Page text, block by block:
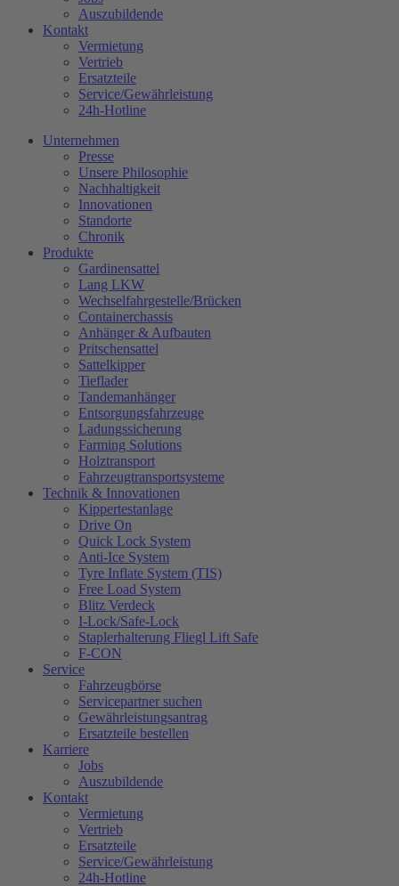
Auszubildende
Kontakt
Vermietung
Vertrieb
Ersatzteile
Service/Gewährleistung
24h-Hotline
Unternehmen
Presse
Unsere Philosophie
Nachhaltigkeit
Innovationen
Standorte
Chronik
Produkte
Gardinensattel
Lang LKW
Wechselfahrgestelle/Brücken
Containerchassis
Anhänger & Aufbauten
Pritschensattel
Sattelkipper
Tieflader
Tandemanhänger
Entsorgungsfahrzeuge
Ladungssicherung
Farming Solutions
Holztransport
Fahrzeugtransportsysteme
Technik & Innovationen
Kippertestanlage
Drive On
Quick Lock System
Anti-Ice System
Tyre Inflate System (TIS)
Free Load System
Blitz Verdeck
I-Lock/Safe-Lock
Staplerhalterung Fliegl Lift Safe
F-CON
Service
Fahrzeugbörse
Servicepartner suchen
Gewährleistungsantrag
Ersatzteile bestellen
Karriere
Jobs
Auszubildende
Kontakt
Vermietung
Vertrieb
Ersatzteile
Service/Gewährleistung
24h-Hotline